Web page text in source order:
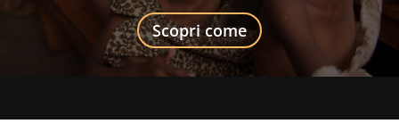
Scopri come